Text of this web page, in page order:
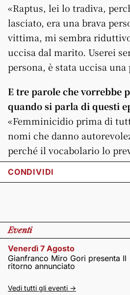
«Raptus, lei lo tradiva,
lasciato, era una brava
vittima, mi sembra
uccisa dal marito. Userei
persona, è stata uccisa una
E tre parole che vorrebbe
quando si parla di questi
«Femminicidio prima di
nomi che danno
perché il vocabolario lo
CONDIVIDI
Eventi
Venerdì 7 Agosto
Gianfranco Miro Gori presenta Il
ritorno annunciato
Vedi tutti gli eventi ->